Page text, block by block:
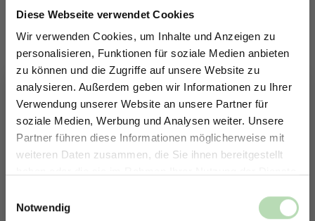
Diese Webseite verwendet Cookies
Wir verwenden Cookies, um Inhalte und Anzeigen zu
personalisieren, Funktionen für soziale Medien anbieten
zu können und die Zugriffe auf unsere Website zu
analysieren. Außerdem geben wir Informationen zu Ihrer
Verwendung unserer Website an unsere Partner für
soziale Medien, Werbung und Analysen weiter. Unsere
Partner führen diese Informationen möglicherweise mit
weiteren Daten zusammen, die Sie ihnen bereitgestellt
Notwendig
Keine passende Größe gefunden? -
individuelle Rückwand
ERHALTE 5% RABATT AUF
DEINE RÜCKWÄNDE